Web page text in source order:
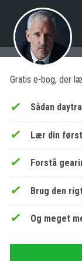
Gratis e-bog, der
Sådan
Lær din
Forstå
Brug den
Og meget